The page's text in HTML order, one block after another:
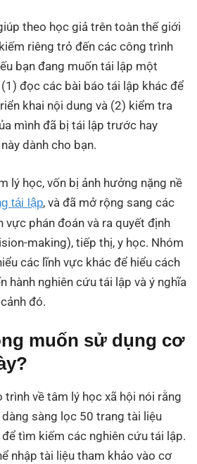
theo học giả trên toàn thế giới
riêng trỏ đến các công trình
bạn đang muốn tái lập một
đọc các bài báo tái lập khác để
khai nội dung và (2) kiểm tra
mình đã bị tái lập trước hay
dành cho bạn.
lý học, vốn bị ảnh hưởng nặng nề
tái lập, và đã mở rộng sang các
vực phán đoán và ra quyết định
making), tiếp thị, y học. Nhóm
các lĩnh vực khác để hiểu cách
hành nghiên cứu tái lập và ý nghĩa
đó.
muốn sử dụng cơ
về tâm lý học xã hội nói rằng
sàng lọc 50 trang tài liệu
tìm kiếm các nghiên cứu tái lập.
nhập tài liệu tham khảo vào cơ